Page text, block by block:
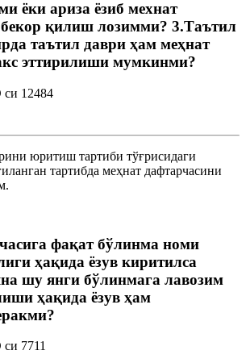
ёки ариза ёзиб мехнат
қилиш лозимми? 3.Таътил
таътил даври ҳам меҳнат
эттирилиши мумкинми?
12484
юритиш тартиби тўғрисидаги
тартибда меҳнат дафтарчасини
фақат бўлинма номи
ҳақида ёзув киритилса
шу янги бўлинмага лавозим
ҳақида ёзув ҳам
7711